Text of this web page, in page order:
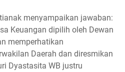
menyampaikan jawaban:
Keuangan dipilih oleh Dewan
memperhatikan
Daerah dan diresmikan
Dyastasita WB justru